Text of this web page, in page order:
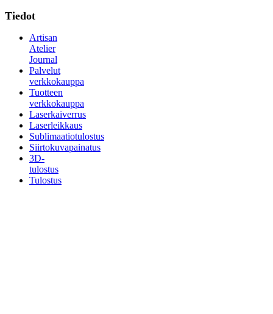
Tiedot
Artisan
Atelier
Journal
Palvelut
verkkokauppa
Tuotteen
verkkokauppa
Laserkaiverrus
Laserleikkaus
Sublimaatiotulostus
Siirtokuvapainatus
3D-
tulostus
Tulostus